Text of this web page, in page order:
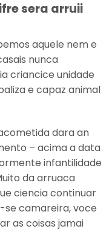
sera arruii
aquele nem e
nunca
criancice unidade
e capaz animal
dara an
– acima a data
infantilidade
da arruaca
ciencia continuar
camareira, voce
as coisas jamai